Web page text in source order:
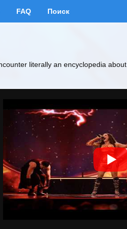
FAQ Поиск
literally an encyclopedia about